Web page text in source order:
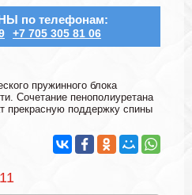
по телефонам:
+7 705 305 81 06
пружинного блока
Сочетание пенополиуретана
прекрасную поддержку спины